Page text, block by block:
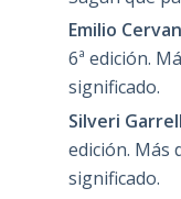
Emilio
6ª edición.
significado.
Silveri Garrell
edición. Más
significado.